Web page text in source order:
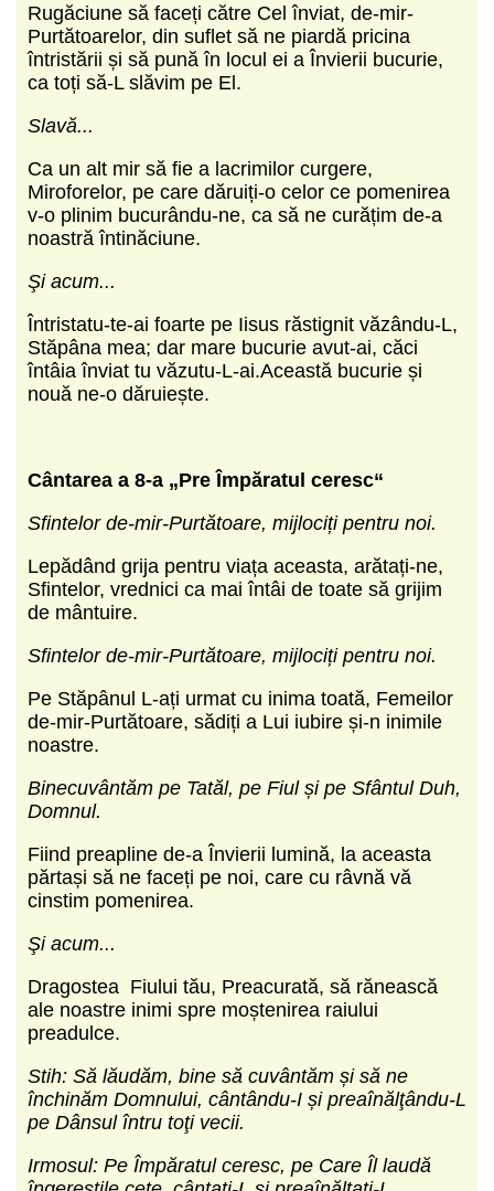
Rugăciune să faceți către Cel înviat, de-mir-
Purtătoarelor, din suflet să ne piardă pricina
întristării și să pună în locul ei a Învierii bucurie,
ca toți să-L slăvim pe El.
Slavă...
Ca un alt mir să fie a lacrimilor curgere,
Miroforelor, pe care dăruiți-o celor ce pomenirea
v-o plinim bucurându-ne, ca să ne curățim de-a
noastră întinăciune.
Şi acum...
Întristatu-te-ai foarte pe Iisus răstignit văzându-L,
Stăpâna mea; dar mare bucurie avut-ai, căci
întâia înviat tu văzutu-L-ai.Această bucurie și
nouă ne-o dăruiește.
Cântarea a 8-a „Pre Împăratul ceresc“
Sfintelor de-mir-Purtătoare, mijlociți pentru noi.
Lepădând grija pentru viața aceasta, arătați-ne,
Sfintelor, vrednici ca mai întâi de toate să grijim
de mântuire.
Sfintelor de-mir-Purtătoare, mijlociți pentru noi.
Pe Stăpânul L-ați urmat cu inima toată, Femeilor
de-mir-Purtătoare, sădiți a Lui iubire și-n inimile
noastre.
Binecuvântăm pe Tatăl, pe Fiul și pe Sfântul Duh,
Domnul.
Fiind preapline de-a Învierii lumină, la aceasta
părtași să ne faceți pe noi, care cu râvnă vă
cinstim pomenirea.
Şi acum...
Dragostea Fiului tău, Preacurată, să rănească
ale noastre inimi spre moștenirea raiului
preadulce.
Stih: Să lăudăm, bine să cuvântăm și să ne
închinăm Domnului, cântându-I și preaînălţându-L
pe Dânsul întru toţi vecii.
Irmosul: Pe Împăratul ceresc, pe Care Îl laudă